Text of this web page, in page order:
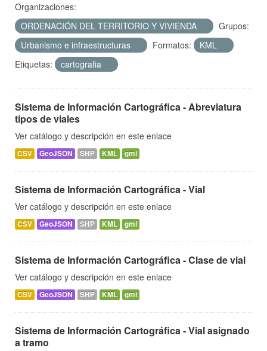
Organizaciones:
ORDENACIÓN DEL TERRITORIO Y VIVIENDA
Grupos:
Urbanismo e infraestructuras
Formatos:
KML
Etiquetas:
cartografia
Sistema de Información Cartográfica - Abreviatura
tipos de viales
Ver catálogo y descripción en este enlace
CSV GeoJSON SHP KML gml
Sistema de Información Cartográfica - Vial
Ver catálogo y descripción en este enlace
CSV GeoJSON SHP KML gml
Sistema de Información Cartográfica - Clase de vial
Ver catálogo y descripción en este enlace
CSV GeoJSON SHP KML gml
Sistema de Información Cartográfica - Vial asignado
a tramo